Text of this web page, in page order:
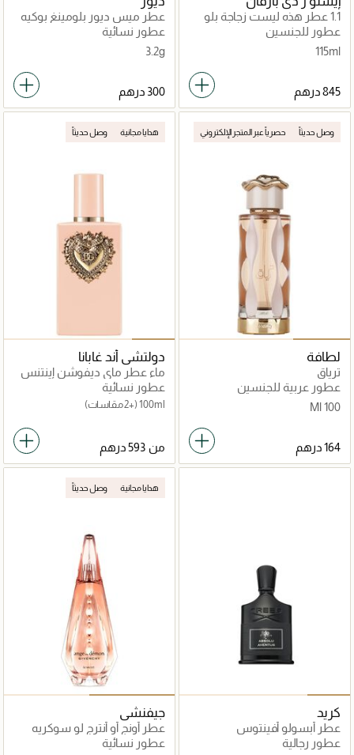
1.1 عطر هذه ليست زجاجة بلو
عطور للجنسين
115ml
عطر ميس ديور بلومينغ بوكيه
ميني ميس سوليد
عطور نسائية
3.2g
وصل حديثاً حصرياً عبر المتجر الإلكتروني
لطافة
ترياق
عطور عربية للجنسين
100 Ml
هدايا مجانية وصل حديثاً
دولتشي أند غابانا
ماء عطر ماي ديفوشن إينتنس
عطور نسائية
100ml (+2 مقاسات)
من
كريد
عطر أبسولو أفينتوس
عطور رجالية
هدايا مجانية وصل حديثاً
جيفنشي
عطر أونج أو أنترج لو سوكريه
عطور نسائية